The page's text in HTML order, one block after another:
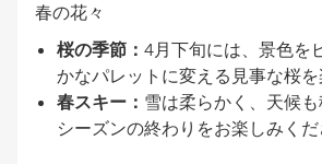
春の花々
桜の季節： 4月下旬には、景色を
かなパレットに変える見事な桜
春スキー： 雪は柔らかく、天候
シーズンの終わりをお楽しみくだ